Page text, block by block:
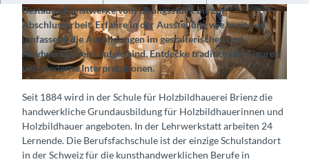
© Schule für Holzbildhauerei Brienz, Interlaken
Tourismus |CC-BY-SA
© Schule für Holzbildhauerei Brienz, Interlaken
Tourismus |CC-BY-SA
Bestaune Kunstwerke vom Übungsstück bis zur
Abschlussarbeit. Erfahre in der Ausstellung wie breit und
umfassend die Ausbildungen im gestalterischen und
handwerklichen Umfeld sind. Entdecke traditionelle Figuren
und moderne Interpretationen.
Seit 1884 wird in der Schule für Holzbildhauerei Brienz die
handwerkliche Grundausbildung für Holzbildhauerinnen und
Holzbildhauer angeboten. In der Lehrwerkstatt arbeiten 24
Lernende. Die Berufsfachschule ist der einzige Schulstandort
in der Schweiz für die kunsthandwerklichen Berufe in